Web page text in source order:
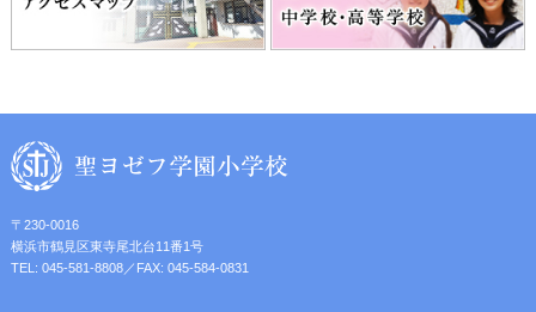
〒230-0016
横浜市鶴見区東寺尾北台11番1号
TEL: 045-581-8808／FAX: 045-584-0831